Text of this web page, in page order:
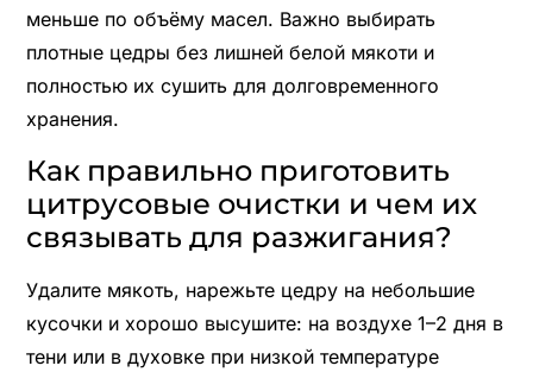
меньше по объёму масел. Важно выбирать
плотные цедры без лишней белой мякоти и
полностью их сушить для долговременного
хранения.
Как правильно приготовить
цитрусовые очистки и чем их
связывать для разжигания?
Удалите мякоть, нарежьте цедру на небольшие
кусочки и хорошо высушите: на воздухе 1–2 дня в
тени или в духовке при низкой температуре